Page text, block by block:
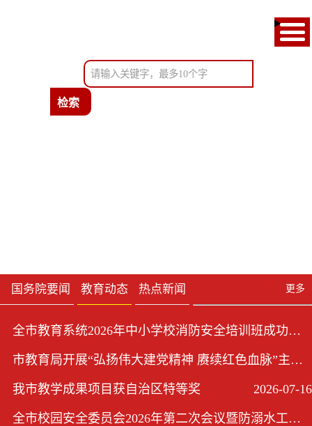
办事服务
国务院要闻 教育动态 更多
热点新闻
全市教育系统2026年中小学校消防安全培训班成功举办
2026-08-04
市教育局开展“弘扬伟大建党精神 赓续红色血脉”主题党日活动
2026-07-17
我市教学成果项目获自治区特等奖 2026-07-16
全市校园安全委员会2026年第二次会议暨防溺水工作会议在市教育局召开